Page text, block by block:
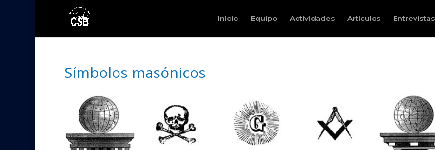
Inicio Equipo Actividades Artículos Entrevistas
Símbolos masónicos